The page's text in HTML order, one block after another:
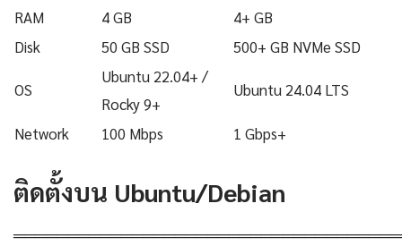
RAM 4 GB
4+ GB
Disk
50 GB SSD 500+ GB NVMe SSD
OS
Ubuntu 22.04+ /
Rocky 9+
Ubuntu 24.04 LTS
Network 100 Mbps 1 Gbps+
ติดตั้งบน Ubuntu/Debian